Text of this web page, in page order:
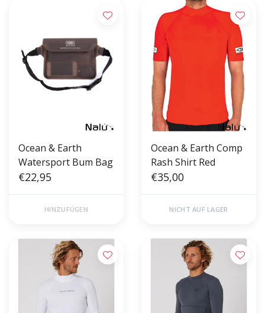
Ocean & Earth
Watersport Bum Bag
€22,95
HINZUFÜGEN
Ocean & Earth Comp
Rash Shirt Red
€35,00
NICHT AUF LAGER